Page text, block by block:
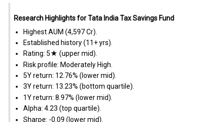
Research Highlights for Tata India Tax Savings Fund
Highest AUM (₹4,597 Cr).
Established history (11+ yrs).
Rating: 5★ (upper mid).
Risk profile: Moderately High.
5Y return: 12.76% (lower mid).
3Y return: 13.23% (bottom quartile).
1Y return: 8.97% (lower mid).
Alpha: 4.23 (top quartile).
Sharpe: -0.09 (lower mid).